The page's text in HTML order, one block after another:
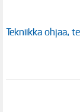
Tekniikka ohjaa,